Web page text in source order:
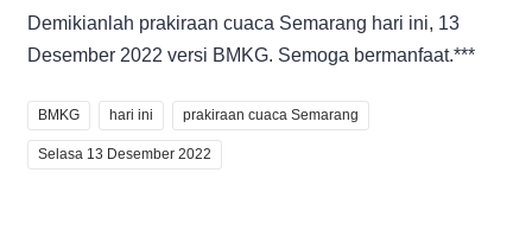
Demikianlah prakiraan cuaca Semarang hari ini, 13
Desember 2022 versi BMKG. Semoga bermanfaat.***
BMKG hari ini prakiraan cuaca Semarang
Selasa 13 Desember 2022